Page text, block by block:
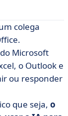
ao
alternativas
colega
Microsoft
o Outlook e
ou responder
que seja, o